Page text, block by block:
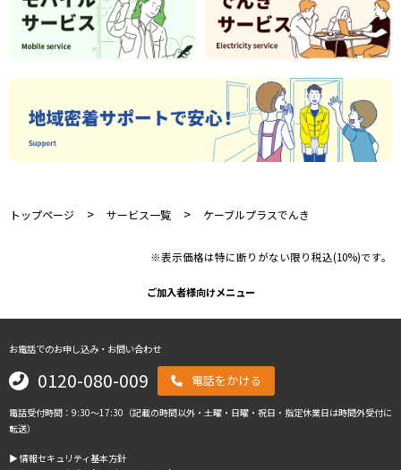
トップページ >サービス一覧 > ケーブルプラスでんき
※表示価格は特に断りがない限り税込(10%)です。
ご加入者様向けメニュー
お電話でのお申し込み・お問い合わせ
0120-080-009 電話をかける
電話受付時間：9:30～17:30（記載の時間以外・土曜・日曜・祝日・指定休業日は時間外受付に
転送）
▶︎ 情報セキュリティ基本方針